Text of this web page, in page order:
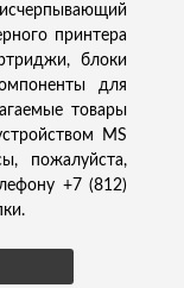
принтера
блоки
для
товары
MS
пожалуйста,
+7 (812)